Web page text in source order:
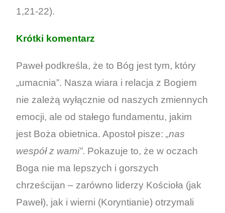
1,21-22).
Krótki komentarz
Paweł podkreśla, że to Bóg jest tym, który
„umacnia”. Nasza wiara i relacja z Bogiem
nie zależą wyłącznie od naszych zmiennych
emocji, ale od stałego fundamentu, jakim
jest Boża obietnica. Apostoł pisze:„nas
wespół z wami”. Pokazuje to, że w oczach
Boga nie ma lepszych i gorszych
chrześcijan – zarówno liderzy Kościoła (jak
Paweł), jak i wierni (Koryntianie) otrzymali